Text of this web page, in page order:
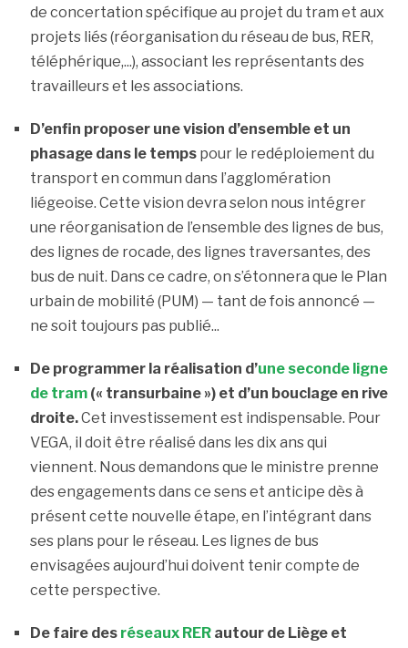
de concertation spécifique au projet du tram et aux
projets liés (réorganisation du réseau de bus, RER,
téléphérique,...), associant les représentants des
travailleurs et les associations.
D’enfin proposer une vision d’ensemble et un
phasage dans le tempspour le redéploiement du
transport en commun dans l’agglomération
liégeoise. Cette vision devra selon nous intégrer
une réorganisation de l’ensemble des lignes de bus,
des lignes de rocade, des lignes traversantes, des
bus de nuit. Dans ce cadre, on s’étonnera que le Plan
urbain de mobilité (PUM) — tant de fois annoncé —
ne soit toujours pas publié...
De programmer la réalisation d’une seconde ligne
de tram(« transurbaine ») et d’un bouclage en rive
droite.Cet investissement est indispensable. Pour
VEGA, il doit être réalisé dans les dix ans qui
viennent. Nous demandons que le ministre prenne
des engagements dans ce sens et anticipe dès à
présent cette nouvelle étape, en l’intégrant dans
ses plans pour le réseau. Les lignes de bus
envisagées aujourd’hui doivent tenir compte de
cette perspective.
De faire des réseaux RERautour de Liège et